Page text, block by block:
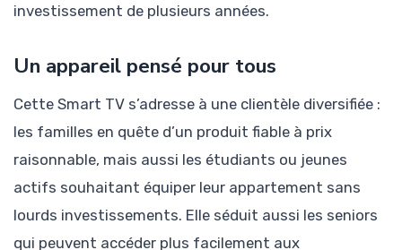
investissement de plusieurs années.
Un appareil pensé pour tous
Cette Smart TV s’adresse à une clientèle diversifiée :
les familles en quête d’un produit fiable à prix
raisonnable, mais aussi les étudiants ou jeunes
actifs souhaitant équiper leur appartement sans
lourds investissements. Elle séduit aussi les seniors
qui peuvent accéder plus facilement aux